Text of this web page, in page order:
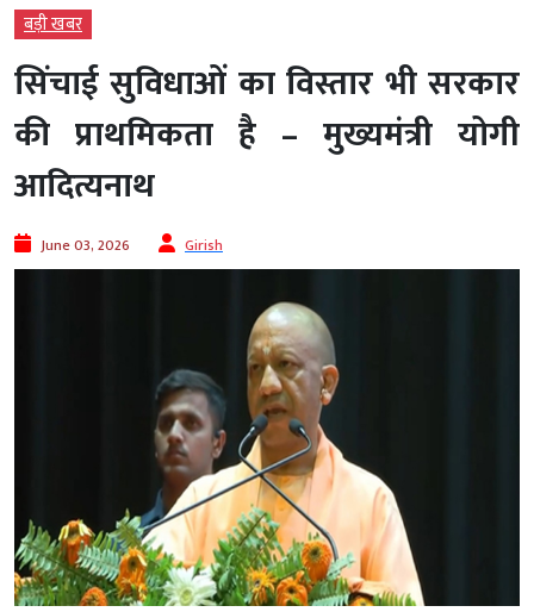
बड़ी खबर
सिंचाई सुविधाओं का विस्तार भी सरकार
की प्राथमिकता है – मुख्यमंत्री योगी
आदित्यनाथ
June 03, 2026 Girish